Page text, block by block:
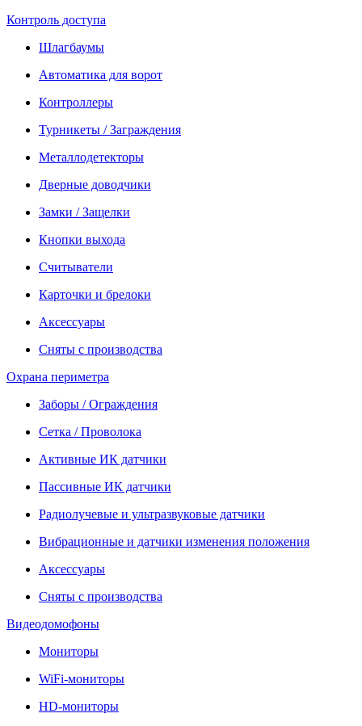
Контроль доступа
Шлагбаумы
Автоматика для ворот
Контроллеры
Турникеты / Заграждения
Металлодетекторы
Дверные доводчики
Замки / Защелки
Кнопки выхода
Считыватели
Карточки и брелоки
Аксессуары
Сняты с производства
Охрана периметра
Заборы / Ограждения
Сетка / Проволока
Активные ИК датчики
Пассивные ИК датчики
Радиолучевые и ультразвуковые датчики
Вибрационные и датчики изменения положения
Аксессуары
Сняты с производства
Видеодомофоны
Мониторы
WiFi-мониторы
HD-мониторы